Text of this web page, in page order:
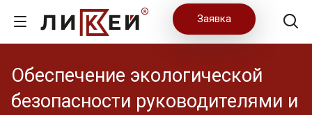
Заявка
Обеспечение экологической
безопасности руководителями и